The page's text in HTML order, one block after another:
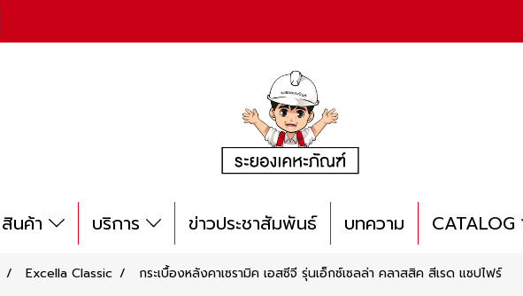
สินค้า บริการ ข่าวประชาสัมพันธ์ บทความ CATALOG
Excella Classic กระเบื้องหลังคาเซรามิค เอสซีจี รุ่นเอ็กซ์เซลล่า คลาสสิค สีเรด แซปไฟร์